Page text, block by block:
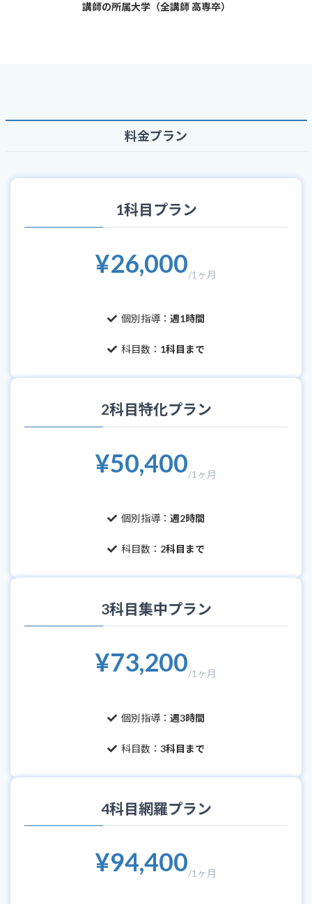
講師の所属大学（全講師 高専卒）
料金プラン
1科目プラン
¥26,000/1ヶ月
個別指導： 週1時間
科目数： 1科目まで
2科目特化プラン
¥50,400/1ヶ月
個別指導： 週2時間
科目数： 2科目まで
3科目集中プラン
¥73,200/1ヶ月
個別指導： 週3時間
科目数： 3科目まで
4科目網羅プラン
¥94,400/1ヶ月